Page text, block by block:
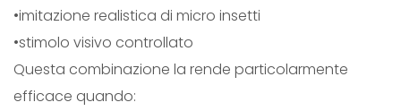
•imitazione realistica di micro insetti
•stimolo visivo controllato
Questa combinazione la rende particolarmente
efficace quando: